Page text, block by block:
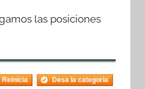
las posiciones